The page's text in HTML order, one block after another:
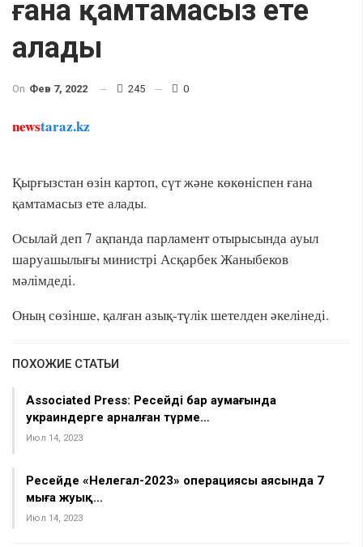
ғана қамтамасыз ете
алады
On Фев 7, 2022 245 0
newstaraz.kz
Қырғызстан өзін картоп, сүт және көкөніспен ғана
қамтамасыз ете алады.
Осылай деп 7 ақпанда парламент отырысында ауыл
шаруашылығы министрі Асқарбек Жаныбеков
мәлімдеді.
Оның сөзінше, қалған азық-түлік шетелден әкелінеді.
ПОХОЖИЕ СТАТЬИ
Associated Press: Ресейдің бар аумағында
украиндерге арналған түрме…
Июл 14, 2023
Ресейде «Нелегал-2023» операциясы аясында 7
мыңға жуық…
Июл 14, 2023